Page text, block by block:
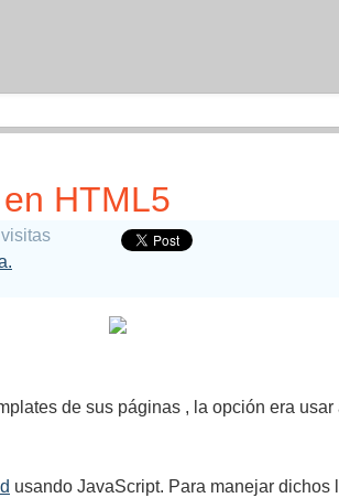
HTML5
de sus páginas , la opción era usar
usando JavaScript. Para manejar